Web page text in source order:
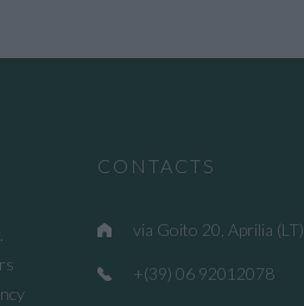
CONTACTS
via Goito 20, Aprilia (LT)
+(39) 06 92012078